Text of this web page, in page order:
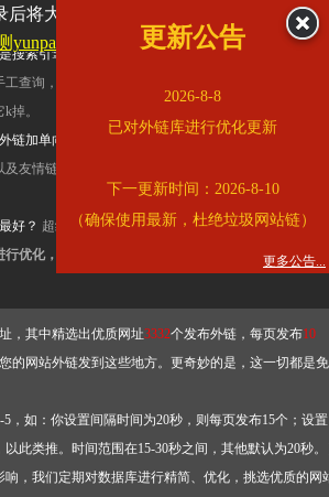
搜索引擎优化作弊吗？ 超级外链只是一个简便而集成
查询，不是作弊。如果是作弊，那您可以使用超级外
掉。
链加单向链接可行吗？
友情链接，您可以到站长论坛发布外链，到友情链接
好？ 超级外链不同于普通的外链，它是动态的链接，
优化，才能获得稳定的外链
，最终使搜索引擎收录带
，其中精选出优质网址3332个发布外链，每页发布10
的网站外链发到这些地方。更奇妙的是，这一切都是免
5，如：你设置间隔时间为20秒，则每页发布15个；设置
以此类推。时间范围在15-30秒之间，其他默认为20秒
响，我们定期对数据库进行精简、优化，挑选优质的网
后将大幅提升流量和外链，
查看展示页面
yunpan.360.cn是否收录更新公告
2026-8-8
已对外链库进行优化更新
下一更新时间：2026-8-10
（确保使用最新，杜绝垃圾网站链）
更多公告...